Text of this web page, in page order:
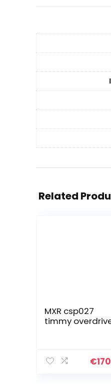
Related
MXR csp027
timmy
€